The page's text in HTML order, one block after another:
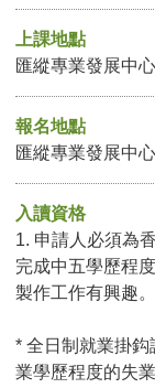
上課地點
匯縱專業發展中
報名地點
匯縱專業發展中
入讀資格
1. 申請人必須為
完成中五學歷程
製作工作有興趣。
* 全日制就業掛
業學歷程度的失